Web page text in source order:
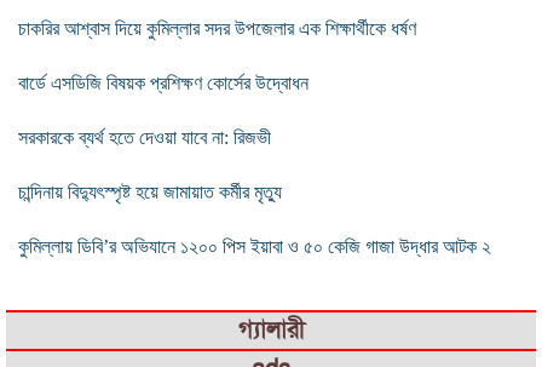
চাকরির আশ্বাস দিয়ে কুমিল্লার সদর উপজেলার এক শিক্ষার্থীকে ধর্ষণ
বার্ডে এসডিজি বিষয়ক প্রশিক্ষণ কোর্সের উদ্বোধন
সরকারকে ব্যর্থ হতে দেওয়া যাবে না: রিজভী
চান্দিনায় বিদ্যুৎস্পৃষ্ট হয়ে জামায়াত কর্মীর মৃত্যু
কুমিল্লায় ডিবি’র অভিযানে ১২০০ পিস ইয়াবা ও ৫০ কেজি গাজা উদ্ধার আটক ২
গ্যালারী